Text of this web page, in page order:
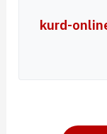
kurd-